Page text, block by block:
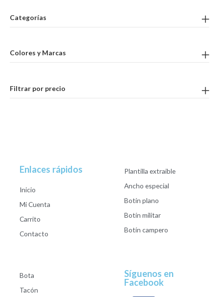
Categorías
Colores y Marcas
Filtrar por precio
Enlaces rápidos
Inicio
Mi Cuenta
Carrito
Contacto
Plantilla extraible
Ancho especial
Botín plano
Botín militar
Botín campero
Bota
Tacón
Síguenos en
Facebook